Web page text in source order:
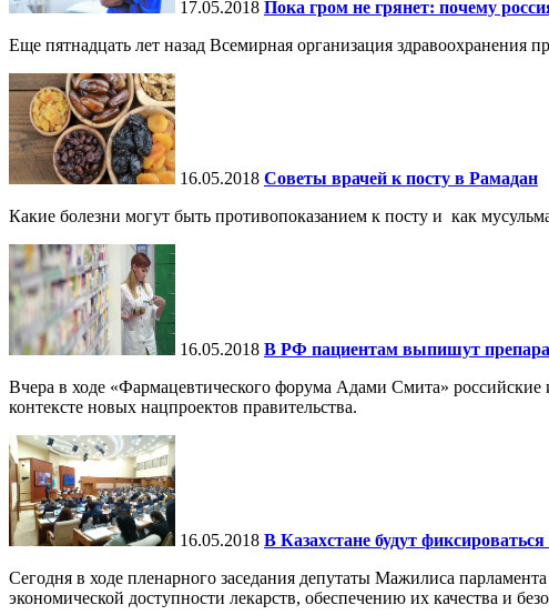
17.05.2018 Пока гром не грянет: почему
Еще пятнадцать лет назад Всемирная организация здравоохранения
16.05.2018 Советы врачей к посту в Рамадан
Какие болезни могут быть противопоказанием к посту и как
16.05.2018 В РФ пациентам выпишут
Вчера в ходе «Фармацевтического форума Адами Смита» российские
контексте новых нацпроектов правительства.
16.05.2018 В Казахстане будут
Сегодня в ходе пленарного заседания депутаты Мажилиса
экономической доступности лекарств, обеспечению их качества и